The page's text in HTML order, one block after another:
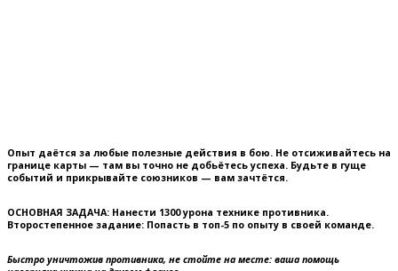
Опыт даётся за любые полезные действия в бою. Не отсиживайтесь на
границе карты — там вы точно не добьётесь успеха. Будьте в гуще
событий и прикрывайте союзников — вам зачтётся.
ОСНОВНАЯ ЗАДАЧА: Нанести 1300 урона технике противника.
Второстепенное задание: Попасть в топ-5 по опыту в своей команде.
Быстро уничтожив противника, не стойте на месте: ваша помощь